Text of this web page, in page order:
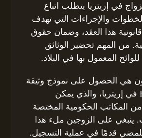
في إريتريا يتطلب اتباع
والإجراءات التي تهدف
هذا العقد، وضمان حقوق
من المهم تحضير الوثائق
المعمول بها في البلاد.
هي الحصول على نموذج وثيقة
عقد زواج PDF في إريتريا، والذي يمكن
المكاتب الحكومية المختصة
ينبغي على الزوجين ملء هذا
قدمًا في عملية التسجيل.